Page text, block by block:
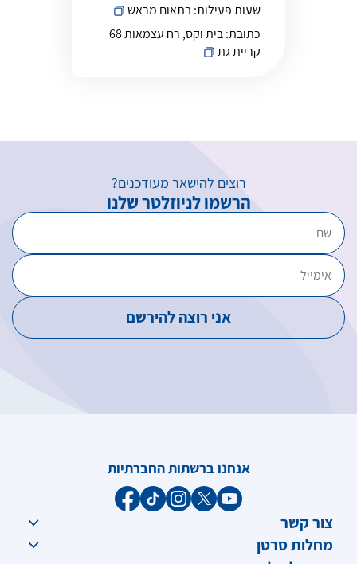
שעות פעילות:בתאום מראש
כתובת:
בית וקס, רח עצמאות 68
קריית גת
רוצים להישאר מעודכנים?
הרשמו לניוזלטר שלנו
מחלות סרטן
צור קשר
אנחנו ברשתות החברתיות